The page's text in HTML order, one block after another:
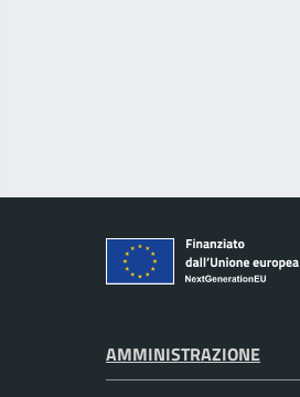
AMMINISTRAZIONE